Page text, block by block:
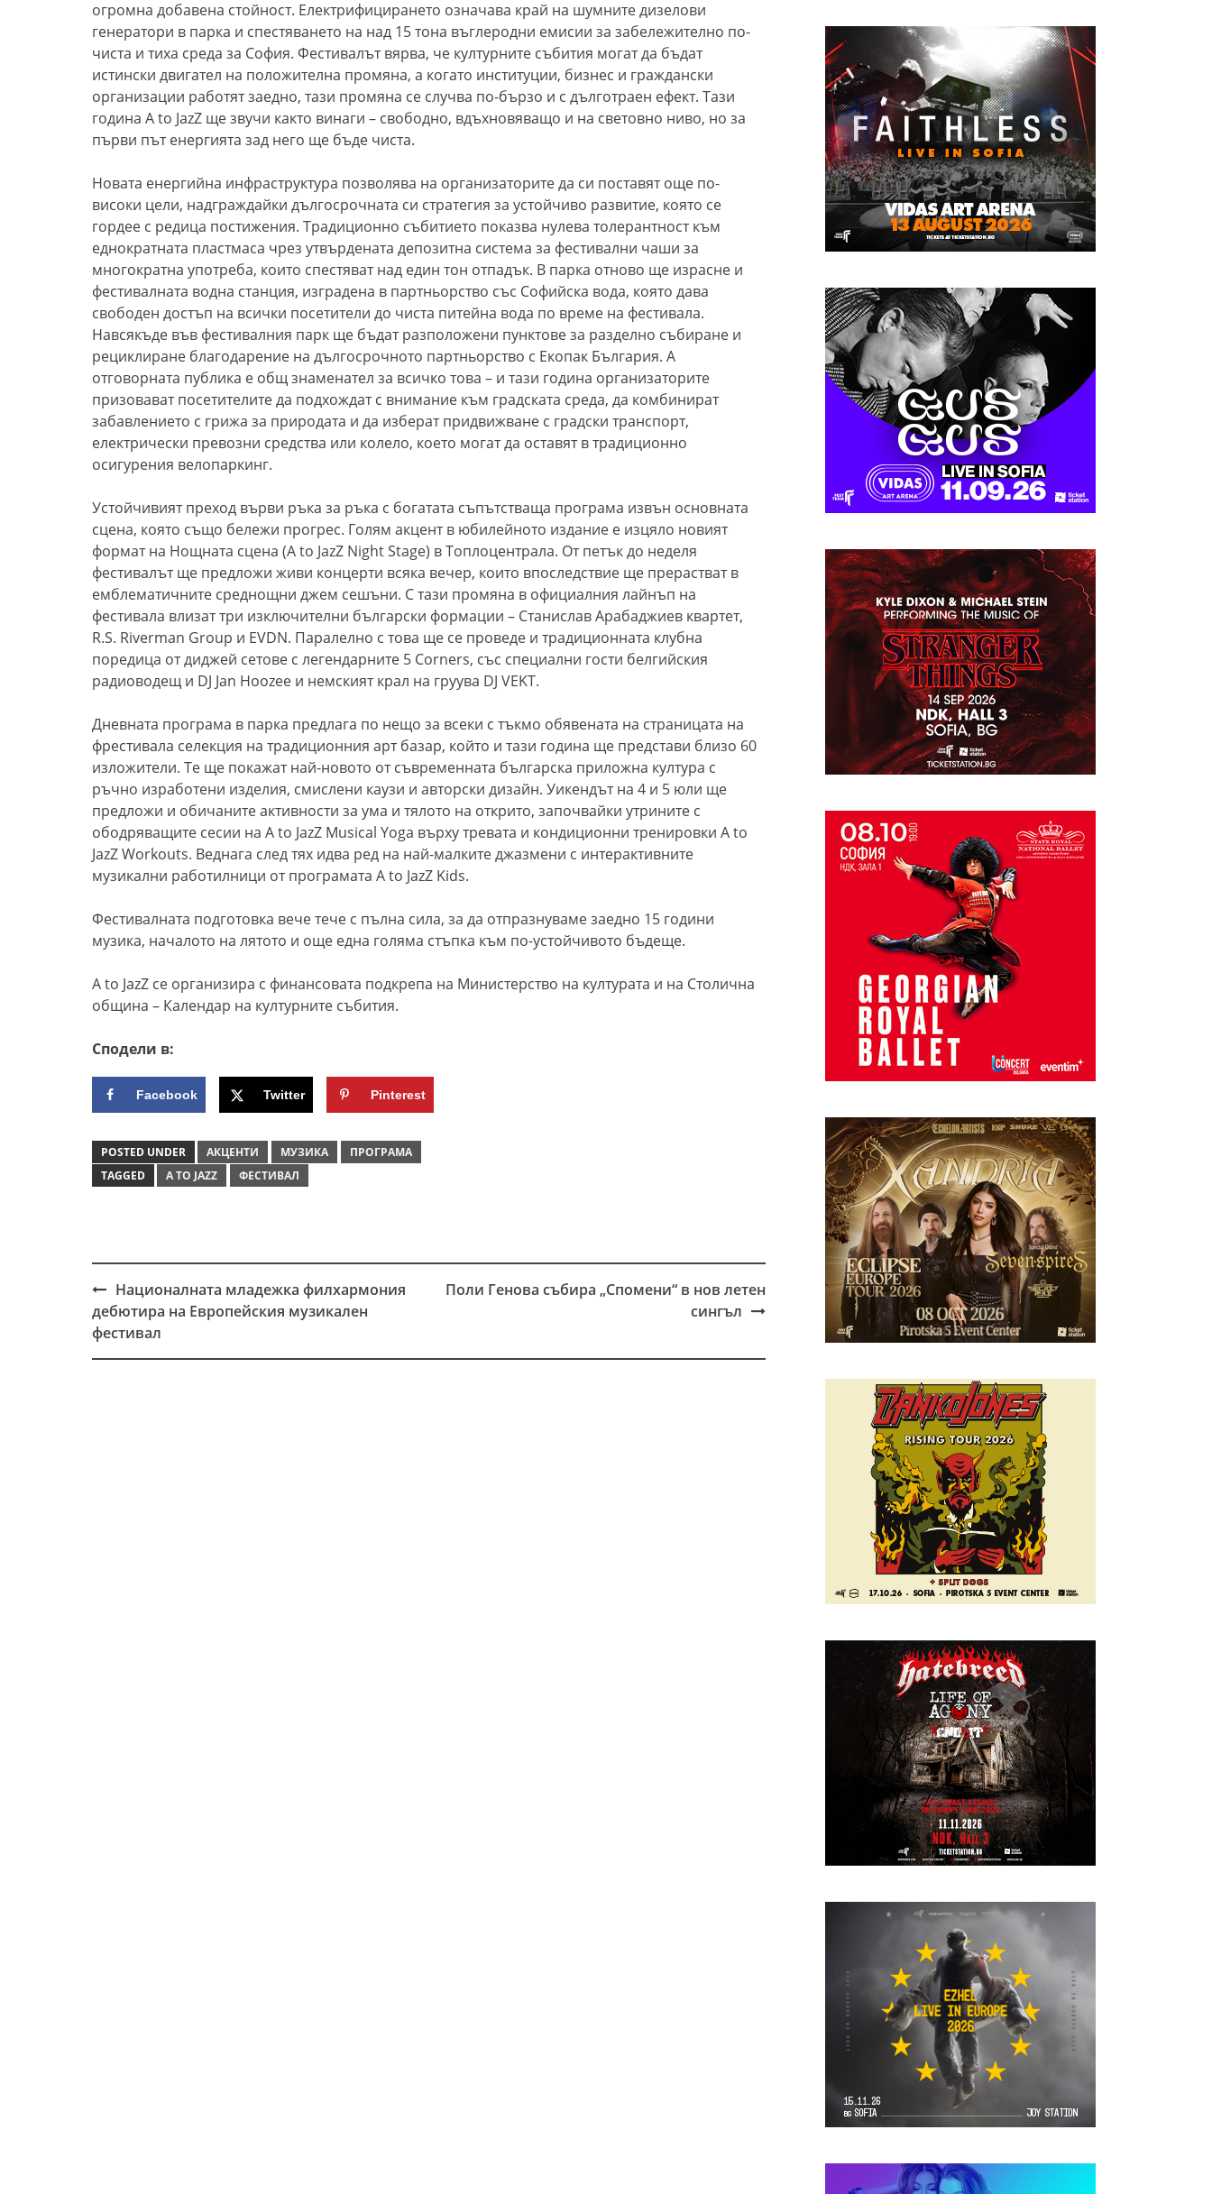
огромна добавена стойност. Електрифицирането означава край на шумните дизелови
генератори в парка и спестяването на над 15 тона въглеродни емисии за забележително по-
чиста и тиха среда за София. Фестивалът вярва, че културните събития могат да бъдат
истински двигател на положителна промяна, а когато институции, бизнес и граждански
организации работят заедно, тази промяна се случва по-бързо и с дълготраен ефект. Тази
година A to JazZ ще звучи както винаги – свободно, вдъхновяващо и на световно ниво, но за
първи път енергията зад него ще бъде чиста.
Новата енергийна инфраструктура позволява на организаторите да си поставят още по-
високи цели, надграждайки дългосрочната си стратегия за устойчиво развитие, която се
гордее с редица постижения. Традиционно събитието показва нулева толерантност към
еднократната пластмаса чрез утвърдената депозитна система за фестивални чаши за
многократна употреба, които спестяват над един тон отпадък. В парка отново ще израсне и
фестивалната водна станция, изградена в партньорство със Софийска вода, която дава
свободен достъп на всички посетители до чиста питейна вода по време на фестивала.
Навсякъде във фестивалния парк ще бъдат разположени пунктове за разделно събиране и
рециклиране благодарение на дългосрочното партньорство с Екопак България. А
отговорната публика е общ знаменател за всичко това – и тази година организаторите
призовават посетителите да подхождат с внимание към градската среда, да комбинират
забавлението с грижа за природата и да изберат придвижване с градски транспорт,
електрически превозни средства или колело, което могат да оставят в традиционно
осигурения велопаркинг.
Устойчивият преход върви ръка за ръка с богатата съпътстваща програма извън основната
сцена, която също бележи прогрес. Голям акцент в юбилейното издание е изцяло новият
формат на Нощната сцена (A to JazZ Night Stage) в Топлоцентрала. От петък до неделя
фестивалът ще предложи живи концерти всяка вечер, които впоследствие ще прерастват в
емблематичните среднощни джем сешъни. С тази промяна в официалния лайнъп на
фестивала влизат три изключителни български формации – Станислав Арабаджиев квартет,
R.S. Riverman Group и EVDN. Паралелно с това ще се проведе и традиционната клубна
поредица от диджей сетове с легендарните 5 Corners, със специални гости белгийския
радиоводещ и DJ Jan Hoozee и немският крал на груува DJ VEKT.
Дневната програма в парка предлага по нещо за всеки с тъкмо обявената на страницата на
фрестивала селекция на традиционния арт базар, който и тази година ще представи близо 60
изложители. Те ще покажат най-новото от съвременната българска приложна култура с
ръчно изработени изделия, смислени каузи и авторски дизайн. Уикендът на 4 и 5 юли ще
предложи и обичаните активности за ума и тялото на открито, започвайки утрините с
ободряващите сесии на A to JazZ Musical Yoga върху тревата и кондиционни тренировки A to
JazZ Workouts. Веднага след тях идва ред на най-малките джазмени с интерактивните
музикални работилници от програмата A to JazZ Kids.
Фестивалната подготовка вече тече с пълна сила, за да отпразнуваме заедно 15 години
музика, началото на лятото и още една голяма стъпка към по-устойчивото бъдеще.
A to JazZ се организира с финансовата подкрепа на Министерство на културата и на Столична
община – Календар на културните събития.
Сподели в:
Facebook Twitter Pinterest
POSTED UNDER АКЦЕНТИ МУЗИКА
ПРОГРАМА
TAGGED
A TO JAZZ ФЕСТИВАЛ
Post
navigation
Националната младежка филхармония
дебютира на Европейския музикален
фестивал
Поли Генова събира „Спомени“ в нов летен
сингъл